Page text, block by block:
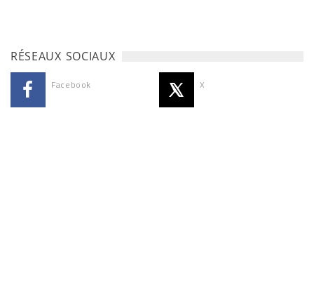
RÉSEAUX SOCIAUX
Facebook X